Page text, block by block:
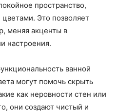
пространство,
Это позволяет
меняя акценты в
настроения.
ванной
могут помочь скрыть
как неровности стен или
они создают чистый и